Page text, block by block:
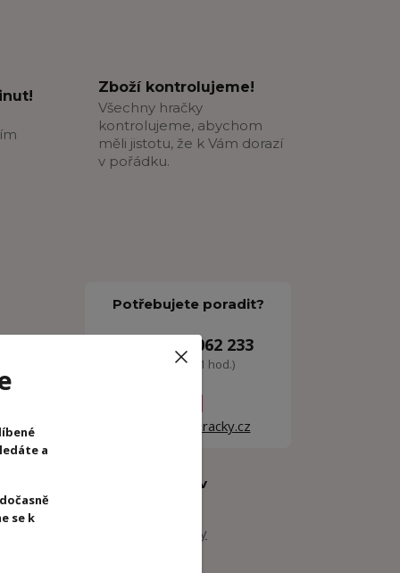
Zboží kontrolujeme!
Všechny hračky
kontrolujeme, abychom
měli jistotu, že k Vám dorazí
v pořádku.
z
Potřebujete poradit?
+420 605 062 233
(Po-Ne, 8-21 hod.)
info@woodhracky.cz
Zboží zařazeno v
Kreativní hračky
a
se k